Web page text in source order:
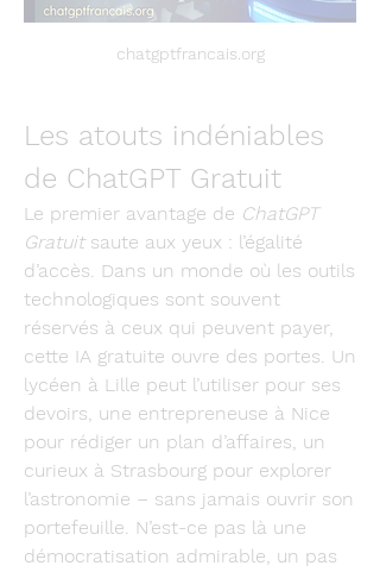
chatgptfrancais.org
Les atouts indéniables
de ChatGPT Gratuit
Le premier avantage de ChatGPT
Gratuit saute aux yeux : l’égalité
d’accès. Dans un monde où les outils
technologiques sont souvent
réservés à ceux qui peuvent payer,
cette IA gratuite ouvre des portes. Un
lycéen à Lille peut l’utiliser pour ses
devoirs, une entrepreneuse à Nice
pour rédiger un plan d’affaires, un
curieux à Strasbourg pour explorer
l’astronomie – sans jamais ouvrir son
portefeuille. N’est-ce pas là une
démocratisation admirable, un pas